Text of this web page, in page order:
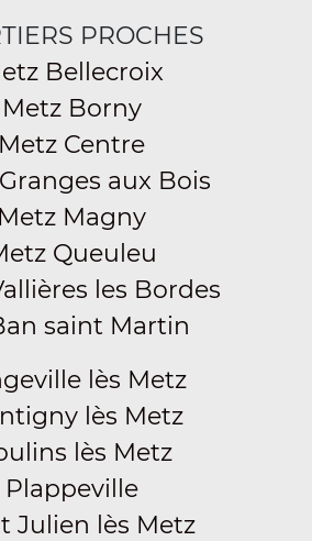
PROCHES
Bellecroix
Metz Borny
Metz Centre
aux Bois
Metz Magny
Queuleu
les Bordes
saint Martin
lès Metz
lès Metz
lès Metz
Plappeville
Julien lès Metz